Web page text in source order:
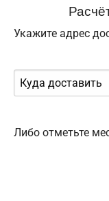
Укажите адрес
Либо отметьте